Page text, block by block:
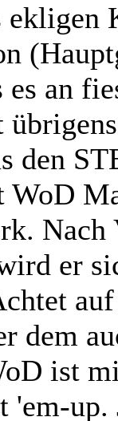
an
den
er
dem
ist
'em-up.